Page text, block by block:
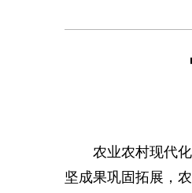
农业农村现代
坚成果巩固拓展，